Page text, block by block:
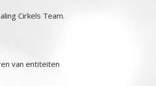
Cirkels Team.
van entiteiten